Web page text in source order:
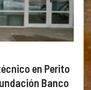
en Perito
Banco